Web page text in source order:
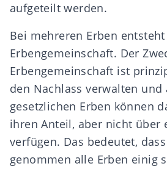
aufgeteilt werden.
Bei mehreren Erben
Erbengemeinschaft. Der
Erbengemeinschaft ist
den Nachlass verwalten
gesetzlichen Erben können
ihren Anteil, aber nicht über
verfügen. Das bedeutet,
genommen alle Erben einig